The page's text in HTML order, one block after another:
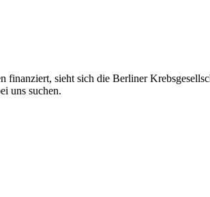
finanziert, sieht sich die Berliner
uns suchen.